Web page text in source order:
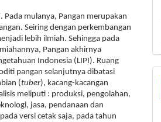
mulanya, Pangan merupakan
Seiring dengan perkembangan
lebih ilmiah. Sehingga pada
Pangan akhirnya
Indonesia (LIPI). Ruang
pangan selanjutnya dibatasi
(tuber), kacang-kacangan
meliputi : produksi, pengolahan,
jasa, pendanaan dan
versi cetak saja, pada tahun